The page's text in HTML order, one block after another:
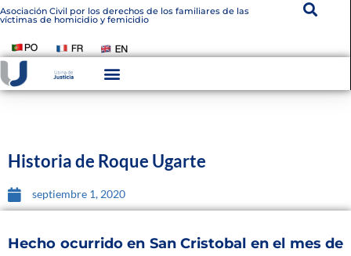
Asociación Civil por los derechos de los familiares de las
víctimas de homicidio y femicidio
Historia de Roque Ugarte
septiembre 1, 2020
Hecho ocurrido en San Cristobal en el mes de